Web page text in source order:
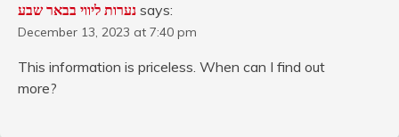
נערות ליווי בבאר שבע says:
December 13, 2023 at 7:40 pm
This information is priceless. When can I find out
more?